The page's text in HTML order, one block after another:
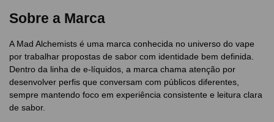
Sobre a Marca
A Mad Alchemists é uma marca conhecida no universo do vape
por trabalhar propostas de sabor com identidade bem definida.
Dentro da linha de e-líquidos, a marca chama atenção por
desenvolver perfis que conversam com públicos diferentes,
sempre mantendo foco em experiência consistente e leitura clara
de sabor.